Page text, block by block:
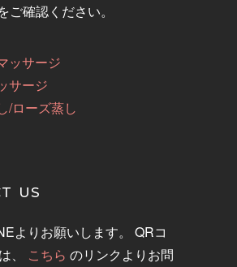
ご確認ください。
ッサージ
サージ
/ローズ蒸し
US
よりお願いします。 QRコ
、 こちら のリンクよりお問